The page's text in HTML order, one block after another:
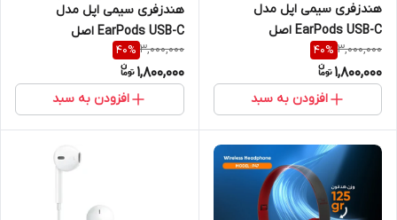
هندزفری سیمی اپل مدل
EarPods USB-C اصل
3,000,000
40%
1,800,000
افزودن به سبد
هندزفری سیمی اپل مدل
EarPods USB-C اصل
3,000,000
40%
1,800,000
افزودن به سبد